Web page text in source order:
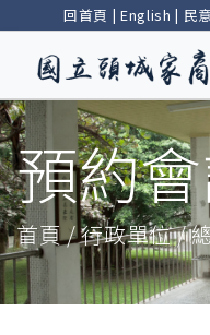
回首頁 | English | 民
預約
首頁 / 行政單位 /